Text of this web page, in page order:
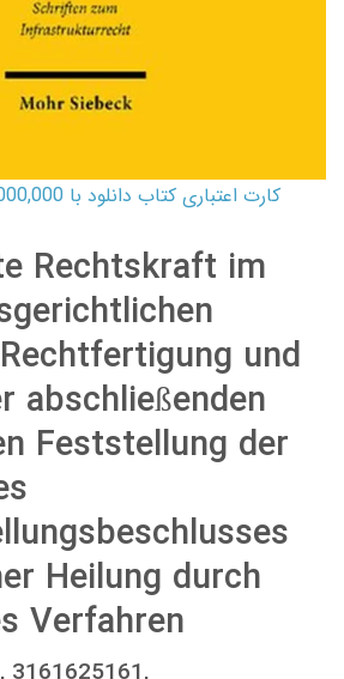
Rechtskraft im
und
abschließenden
Feststellung der
Heilung durch
Verfahren